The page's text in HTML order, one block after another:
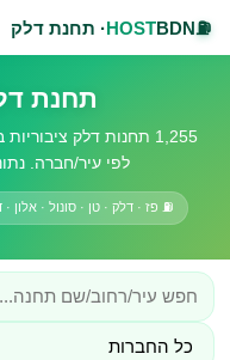
BDN
HOST· תחנת דלק
תחנת
1,255 תחנות דלק
לפי עיר/חברה.
⛽ פז · דלק · טן · סונול · אלון